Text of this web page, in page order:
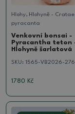
Hlohy, Hlohyně -
pyracanta
Venkovní bonsai -
Pyracantha teton
Hlohyně šarlatová
SKU: 1565-VB2026-
1780 Kč